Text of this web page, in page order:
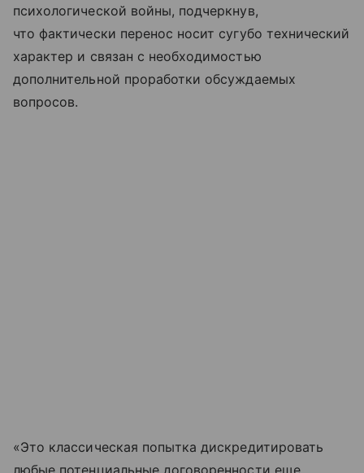
психологической войны, подчеркнув,
что фактически перенос носит сугубо технический
характер и связан с необходимостью
дополнительной проработки обсуждаемых
вопросов.
«Это классическая попытка дискредитировать
любые потенциальные договоренности еще